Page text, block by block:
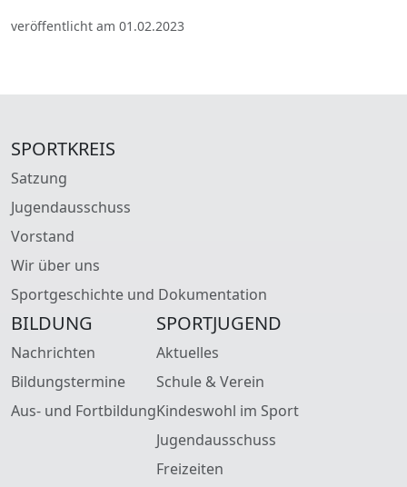
veröffentlicht am 01.02.2023
SPORTKREIS
Satzung
Jugendausschuss
Vorstand
Wir über uns
Sportgeschichte und Dokumentation
BILDUNG
Nachrichten
Bildungstermine
Aus- und Fortbildung
SPORTJUGEND
Aktuelles
Schule & Verein
Kindeswohl im Sport
Jugendausschuss
Freizeiten